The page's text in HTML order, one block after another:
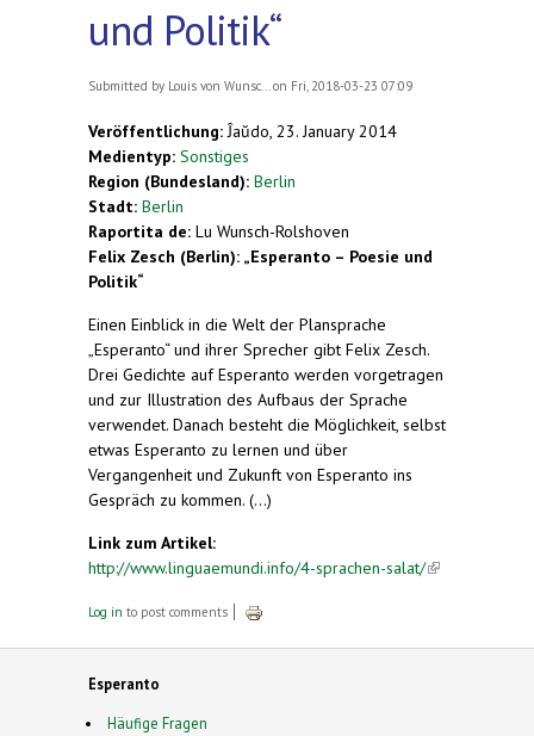
und Politik“
Submitted by Louis von Wunsc... on Fri, 2018-03-23 07:09
Veröffentlichung: Ĵaŭdo, 23. January 2014
Medientyp: Sonstiges
Region (Bundesland): Berlin
Stadt: Berlin
Raportita de: Lu Wunsch-Rolshoven
Felix Zesch (Berlin): „Esperanto – Poesie und
Politik“
Einen Einblick in die Welt der Plansprache
„Esperanto“ und ihrer Sprecher gibt Felix Zesch.
Drei Gedichte auf Esperanto werden vorgetragen
und zur Illustration des Aufbaus der Sprache
verwendet. Danach besteht die Möglichkeit, selbst
etwas Esperanto zu lernen und über
Vergangenheit und Zukunft von Esperanto ins
Gespräch zu kommen. (...)
Link zum Artikel:
http://www.linguaemundi.info/4-sprachen-salat/(link is
Log in to post comments
Esperanto
Häufige Fragen